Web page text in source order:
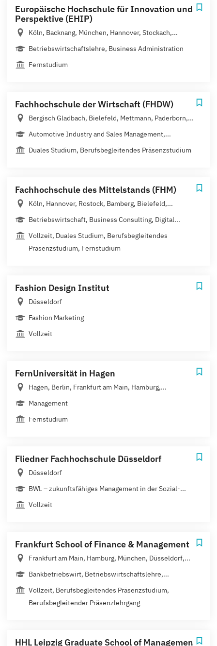
Europäische Hochschule für Innovation und
Perspektive (EHIP)
Köln, Backnang, München, Hannover, Stockach,...
Betriebswirtschaftslehre, Business Administration
Fernstudium
Fachhochschule der Wirtschaft (FHDW)
Bergisch Gladbach, Bielefeld, Mettmann, Paderborn,...
Automotive Industry and Sales Management,...
Duales Studium, Berufsbegleitendes Präsenzstudium
Fachhochschule des Mittelstands (FHM)
Köln, Hannover, Rostock, Bamberg, Bielefeld,...
Betriebswirtschaft, Business Consulting, Digital...
Vollzeit, Duales Studium, Berufsbegleitendes
Präsenzstudium, Fernstudium
Fashion Design Institut
Düsseldorf
Fashion Marketing
Vollzeit
FernUniversität in Hagen
Hagen, Berlin, Frankfurt am Main, Hamburg,...
Management
Fernstudium
Fliedner Fachhochschule Düsseldorf
Düsseldorf
BWL – zukunftsfähiges Management in der Sozial-...
Vollzeit
Frankfurt School of Finance & Management
Frankfurt am Main, Hamburg, München, Düsseldorf,...
Bankbetriebswirt, Betriebswirtschaftslehre,...
Vollzeit, Berufsbegleitendes Präsenzstudium,
Berufsbegleitender Präsenzlehrgang
HHL Leipzig Graduate School of Management